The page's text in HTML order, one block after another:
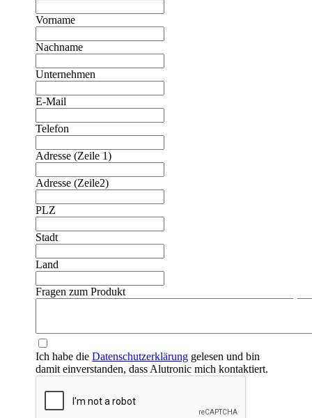
Vorname
Nachname
Unternehmen
E-Mail
Telefon
Adresse (Zeile 1)
Adresse (Zeile2)
PLZ
Stadt
Land
Fragen zum Produkt
Ich habe dieDatenschutzerklärung gelesen und bin
damit einverstanden, dass Alutronic mich kontaktiert.
❯